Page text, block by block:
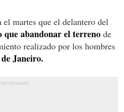
martes que el delantero del
abandonar el terreno de
realizado por los hombres
Janeiro.